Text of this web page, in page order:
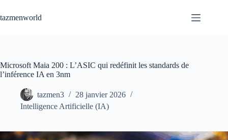
contenu
tazmenworld
Microsoft Maia 200 : L’ASIC qui redéfinit les standards de
l’inférence IA en 3nm
tazmen3
28 janvier 2026
Intelligence Artificielle (IA)